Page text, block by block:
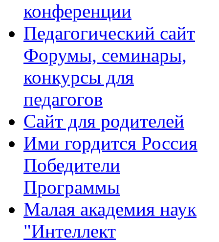
конференции
Педагогический сайт
Форумы, семинары,
конкурсы для
педагогов
Сайт для родителей
Ими гордится Россия
Победители
Программы
Малая академия наук
"Интеллект